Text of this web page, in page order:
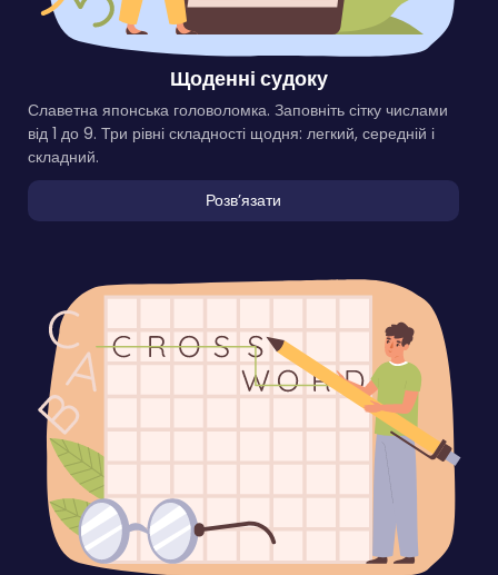
Щоденні судоку
Славетна японська головоломка. Заповніть сітку числами
від 1 до 9. Три рівні складності щодня: легкий, середній і
складний.
Розвʼязати